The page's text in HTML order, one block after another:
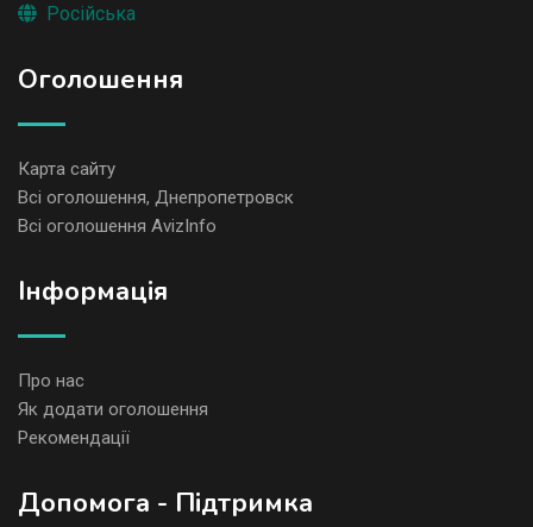
Російська
Оголошення
Карта сайту
Всі оголошення, Днепропетровск
Всі оголошення AvizInfo
Iнформація
Про нас
Як додати оголошення
Рекомендації
Допомога - Підтримка